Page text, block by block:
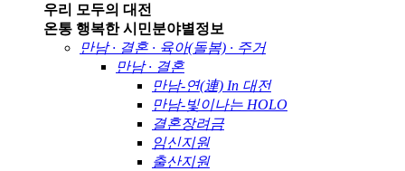
우리 모두의 대전
온통 행복한 시민분야별정보
만남 · 결혼 · 육아(돌봄) · 주거
만남 · 결혼
만남-연(連) In 대전
만남-빛이나는 HOLO
결혼장려금
임신지원
출산지원